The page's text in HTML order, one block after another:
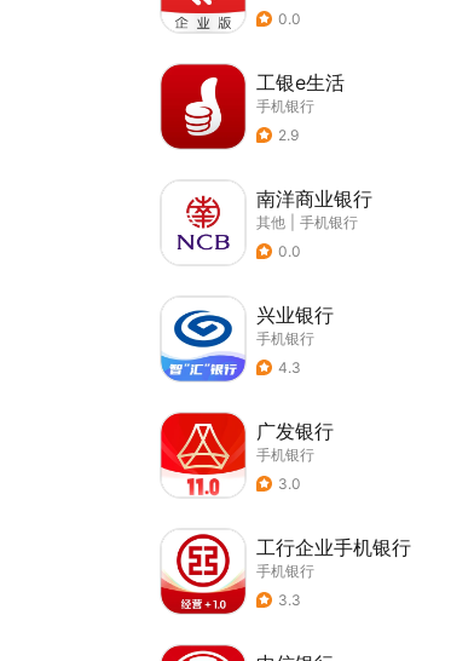
0.0
工银e生活
手机银行
2.9
南洋商业银行
其他
手机银行
0.0
兴业银行
手机银行
4.3
广发银行
手机银行
3.0
工行企业手机银行
手机银行
3.3